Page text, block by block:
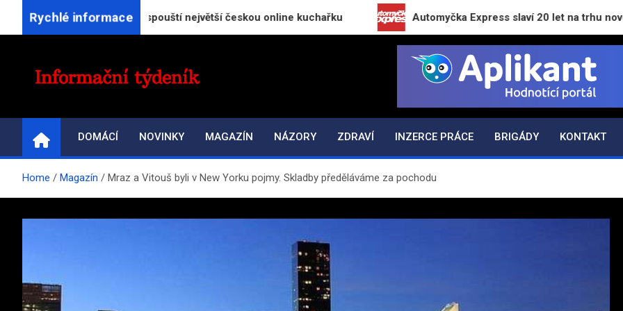
Rychlé informacespouští největší českou online kuchařku Automyčka Express slaví 20 let na trhu novou kampaní
INFORMAČNÍ-TÝDENÍK.CZ
DOMÁCÍ NOVINKY MAGAZÍN NÁZORY ZDRAVÍ INZERCE PRÁCE BRIGÁDY KONTAKT
Home Magazín Mraz a Vitouš byli v New Yorku pojmy. Skladby předěláváme za pochodu